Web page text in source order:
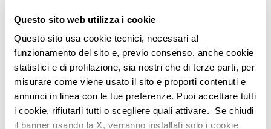
Questo sito web utilizza i cookie
Questo sito usa cookie tecnici, necessari al
funzionamento del sito e, previo consenso, anche cookie
statistici e di profilazione, sia nostri che di terze parti, per
misurare come viene usato il sito e proporti contenuti e
annunci in linea con le tue preferenze. Puoi accettare tutti
i cookie, rifiutarli tutti o scegliere quali attivare. Se chiudi
il banner usando la X, verranno installati solo i cookie